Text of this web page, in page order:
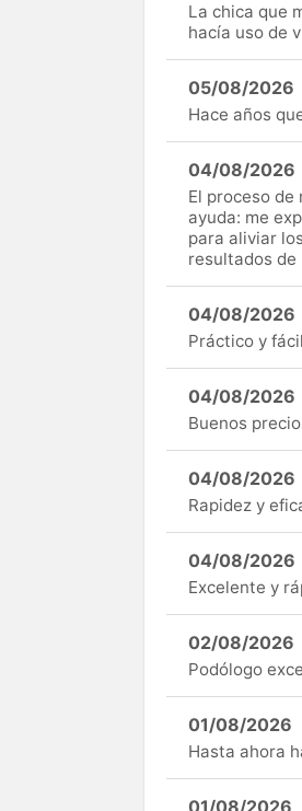
La chica que
hacía uso de
05/08/2026
Hace años
04/08/2026
El proceso
ayuda: me
para aliviar
resultados de
04/08/2026
Práctico y
04/08/2026
Buenos
04/08/2026
Rapidez y
04/08/2026
Excelente y
02/08/2026
Podólogo
01/08/2026
Hasta ahora